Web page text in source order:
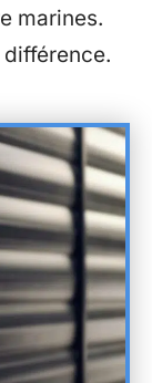
marines.